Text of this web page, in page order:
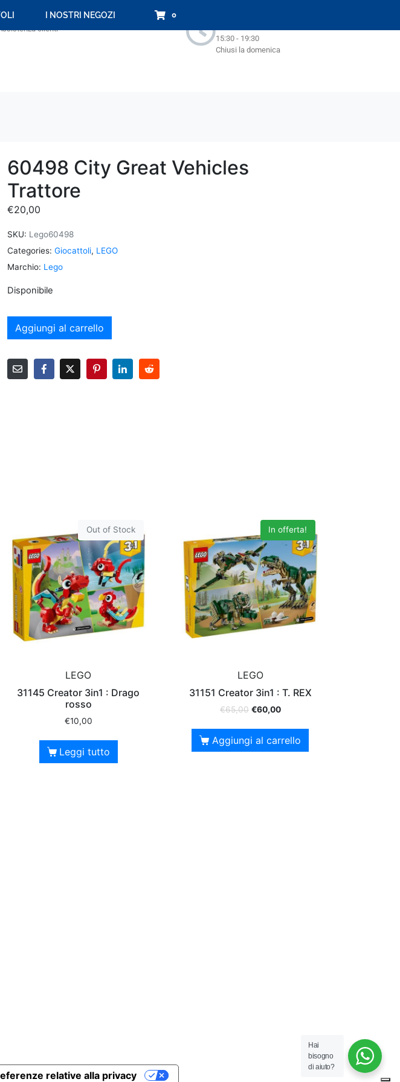
059 694 092
clienti
15:30 - 19:30
Chiusi la domenica
I NOSTRI NEGOZI 0
60498 City Great Vehicles
Trattore
€20,00
SKU: Lego60498
Categories: Giocattoli, LEGO
Marchio: Lego
Disponibile
Aggiungi al carrello
Out of Stock
LEGO
31145 Creator 3in1 : Drago
rosso
€10,00
Leggi tutto
In offerta!
LEGO
31151 Creator 3in1 : T. REX
€65,00 €60,00
Aggiungi al carrello
Hai
bisogno
di aiuto?
relative alla privacy